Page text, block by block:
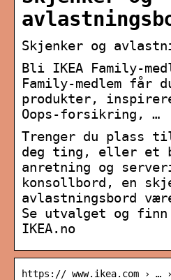
Skjenker og
Bli IKEA Family-
Family-medlem får
produkter,
Oops-forsikring, …
Trenger du plass
deg ting, eller et
anretning og
konsollbord, en
avlastningsbord
Se utvalget og
IKEA.no
https:// www.ikea.com › … ›